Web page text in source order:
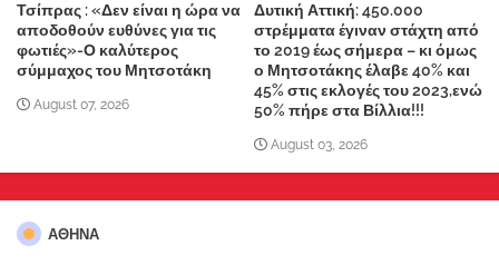
Τσίπρας : «Δεν είναι η ώρα να
αποδοθούν ευθύνες για τις
φωτιές»-Ο καλύτερος
σύμμαχος του Μητσοτάκη
August 07, 2026
Δυτική Αττική: 450.000
στρέμματα έγιναν στάχτη από
το 2019 έως σήμερα – κι όμως
ο Μητσοτάκης έλαβε 40% και
45% στις εκλογές του 2023,ενώ
50% πήρε στα Βίλλια!!!
August 03, 2026
ΑΘΗΝΑ